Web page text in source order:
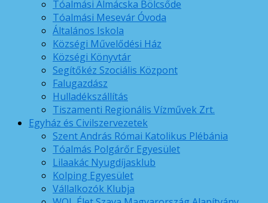
Tóalmási Almácska Bölcsőde
Tóalmási Mesevár Óvoda
Általános Iskola
Községi Művelődési Ház
Községi Könyvtár
Segítőkéz Szociális Központ
Falugazdász
Hulladékszállítás
Tiszamenti Regionális Vízművek Zrt.
Egyház és Civilszervezetek
Szent András Római Katolikus Plébánia
Tóalmás Polgárőr Egyesület
Lilaakác Nyugdíjasklub
Kolping Egyesület
Vállalkozók Klubja